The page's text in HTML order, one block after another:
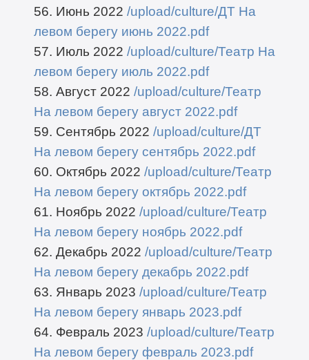
56. Июнь 2022 /upload/culture/ДТ На
левом берегу июнь 2022.pdf
57. Июль 2022 /upload/culture/Театр На
левом берегу июль 2022.pdf
58. Август 2022 /upload/culture/Театр
На левом берегу август 2022.pdf
59. Сентябрь 2022 /upload/culture/ДТ
На левом берегу сентябрь 2022.pdf
60. Октябрь 2022 /upload/culture/Театр
На левом берегу октябрь 2022.pdf
61. Ноябрь 2022 /upload/culture/Театр
На левом берегу ноябрь 2022.pdf
62. Декабрь 2022 /upload/culture/Театр
На левом берегу декабрь 2022.pdf
63. Январь 2023 /upload/culture/Театр
На левом берегу январь 2023.pdf
64. Февраль 2023 /upload/culture/Театр
На левом берегу февраль 2023.pdf